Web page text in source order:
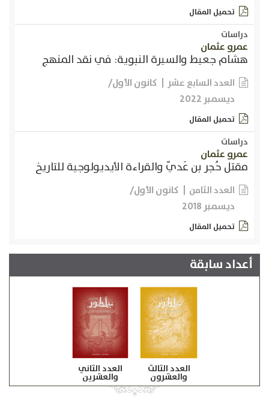
تحميل المقال
دراسات
عمرو عثمان
هشام جعيط والسيرة النبوية: في نقد المنهج
العدد السابع عشر
كانون الأول/
ديسمبر 2022
تحميل المقال
دراسات
عمرو عثمان
مقتل حُجر بن عَديّ والقراءة الأيديولوجية للتاريخ
العدد الثامن
كانون الأول/
ديسمبر 2018
تحميل المقال
أعداد سابقة
العدد الثالث
والعشرون
العدد الثاني
والعشرين